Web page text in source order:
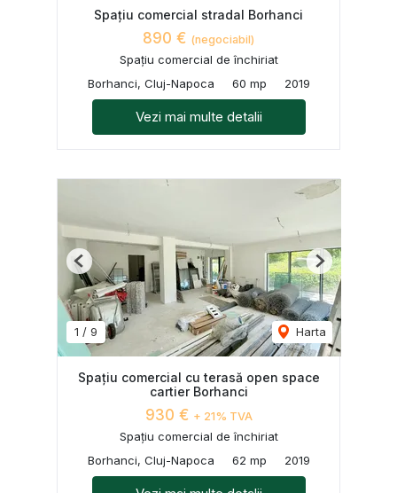
Spațiu comercial stradal Borhanci
890 € (negociabil)
Spațiu comercial de închiriat
Borhanci, Cluj-Napoca
60 mp 2019
Vezi mai multe detalii
1 / 9 Harta
Previous Next
Spațiu comercial cu terasă open space
cartier Borhanci
930 € + 21% TVA
Spațiu comercial de închiriat
Borhanci, Cluj-Napoca
62 mp 2019